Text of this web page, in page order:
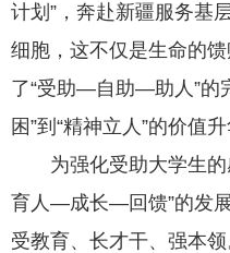
计划”，奔赴新疆服务基
细胞，这不仅是生命的
了“受助—自助—助人”的
困”到“精神立人”的价值升
为强化受助大学生
育人—成长—回馈”的发
受教育、长才干、强本领